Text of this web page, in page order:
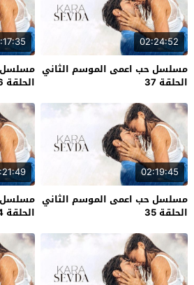
02:24:52
مسلسل حب اعمى الموسم الثاني
الحلقة 37
مسلسل
الحلقة 36
02:19:45
مسلسل حب اعمى الموسم الثاني
الحلقة 35
مسلسل
الحلقة 34